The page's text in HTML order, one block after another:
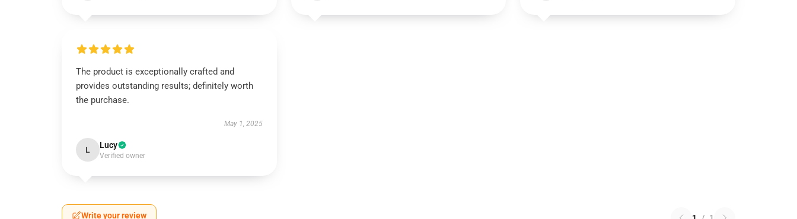
The product is exceptionally crafted and
provides outstanding results; definitely worth
the purchase.
May 1, 2025
L Lucy
Verified owner
Write your review